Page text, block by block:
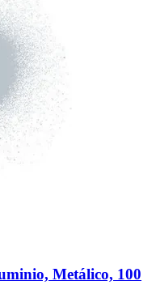
Metálico, 100